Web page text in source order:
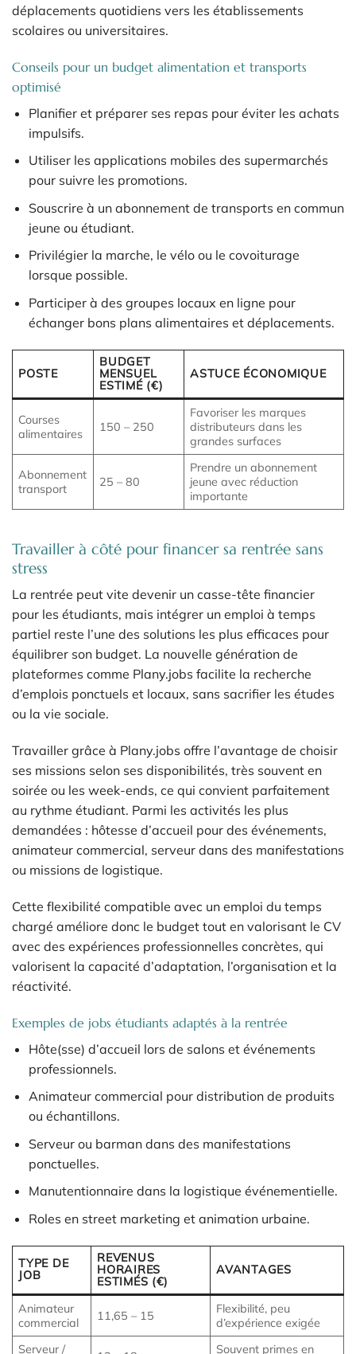
déplacements quotidiens vers les établissements
scolaires ou universitaires.
Conseils pour un budget alimentation et transports
optimisé
Planifier et préparer ses repas pour éviter les achats
impulsifs.
Utiliser les applications mobiles des supermarchés
pour suivre les promotions.
Souscrire à un abonnement de transports en commun
jeune ou étudiant.
Privilégier la marche, le vélo ou le covoiturage
lorsque possible.
Participer à des groupes locaux en ligne pour
échanger bons plans alimentaires et déplacements.
POSTE
BUDGET
MENSUEL
ESTIMÉ (€)
ASTUCE ÉCONOMIQUE
Courses
alimentaires
150 – 250
Favoriser les marques
distributeurs dans les
grandes surfaces
Abonnement
transport
25 – 80
Prendre un abonnement
jeune avec réduction
importante
Travailler à côté pour financer sa rentrée sans
stress
La rentrée peut vite devenir un casse-tête financier
pour les étudiants, mais intégrer un emploi à temps
partiel reste l’une des solutions les plus efficaces pour
équilibrer son budget. La nouvelle génération de
plateformes comme Plany.jobs facilite la recherche
d’emplois ponctuels et locaux, sans sacrifier les études
ou la vie sociale.
Travailler grâce à Plany.jobs offre l’avantage de choisir
ses missions selon ses disponibilités, très souvent en
soirée ou les week-ends, ce qui convient parfaitement
au rythme étudiant. Parmi les activités les plus
demandées : hôtesse d’accueil pour des événements,
animateur commercial, serveur dans des manifestations
ou missions de logistique.
Cette flexibilité compatible avec un emploi du temps
chargé améliore donc le budget tout en valorisant le CV
avec des expériences professionnelles concrètes, qui
valorisent la capacité d’adaptation, l’organisation et la
réactivité.
Exemples de jobs étudiants adaptés à la rentrée
Hôte(sse) d’accueil lors de salons et événements
professionnels.
Animateur commercial pour distribution de produits
ou échantillons.
Serveur ou barman dans des manifestations
ponctuelles.
Manutentionnaire dans la logistique événementielle.
Roles en street marketing et animation urbaine.
TYPE DE
JOB
REVENUS
HORAIRES
ESTIMÉS (€)
AVANTAGES
Animateur
commercial
11,65 – 15
Flexibilité, peu
d’expérience exigée
Serveur /
Souvent primes en